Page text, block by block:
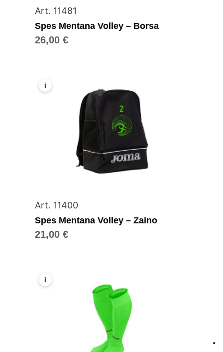
Art. 11481
Spes Mentana Volley – Borsa
26,00€
i
Art. 11400
Spes Mentana Volley – Zaino
21,00€
i